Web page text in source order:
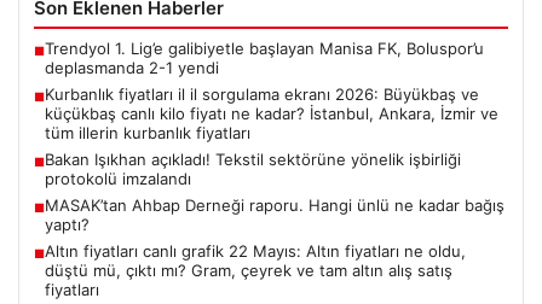
Son Eklenen Haberler
■Trendyol 1. Lig’e galibiyetle başlayan Manisa FK, Boluspor’u
deplasmanda 2-1 yendi
■Kurbanlık fiyatları il il sorgulama ekranı 2026: Büyükbaş ve
küçükbaş canlı kilo fiyatı ne kadar? İstanbul, Ankara, İzmir ve
tüm illerin kurbanlık fiyatları
■Bakan Işıkhan açıkladı! Tekstil sektörüne yönelik işbirliği
protokolü imzalandı
■MASAK’tan Ahbap Derneği raporu. Hangi ünlü ne kadar bağış
yaptı?
■Altın fiyatları canlı grafik 22 Mayıs: Altın fiyatları ne oldu,
düştü mü, çıktı mı? Gram, çeyrek ve tam altın alış satış
fiyatları